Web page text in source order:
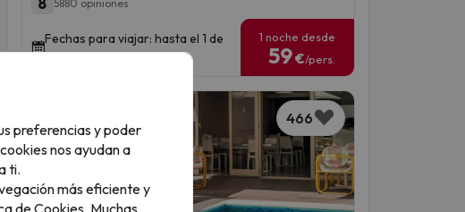
5880 opiniones
Fechas para viajar: hasta el 1 de
diciembre de 2026.
1 noche desde
59€/pers.
466
preferencias y poder
nos ayudan a
ti.
más eficiente y
de Cookies. Muchas